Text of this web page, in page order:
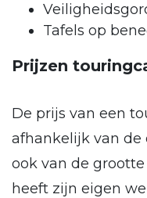
Tafels op
Prijzen
De prijs van een
afhankelijk van de
ook van de
heeft zijn eigen